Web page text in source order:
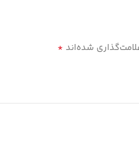
شده‌اند *